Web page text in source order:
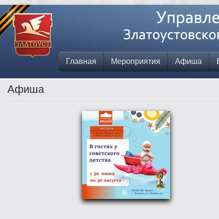
Главная Мероприятия Афиша
Афиша